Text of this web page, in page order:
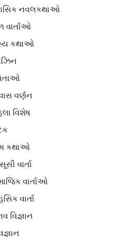
નવલકથાઓ
વાર્તાઓ
કથાઓ
વર્ણન
વિશેષ
કથાઓ
વાર્તા
વાર્તાઓ
વાર્તા
વિજ્ઞાન